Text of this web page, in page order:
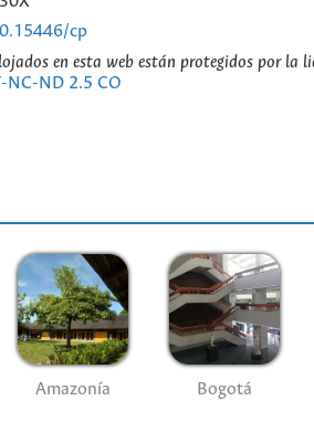
cp
en esta web están protegidos por la
NC-ND 2.5 CO
Amazonía Bogotá